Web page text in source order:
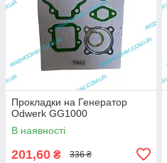
Прокладки на Генератор
Odwerk GG1000
В наявності
201,60 ₴ 336 ₴